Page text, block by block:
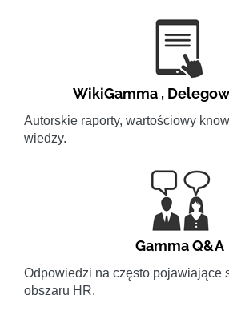
WikiGamma ,
Autorskie raporty, wartościowy
wiedzy.
Gamma Q&A
Odpowiedzi na często pojawiające
obszaru HR.